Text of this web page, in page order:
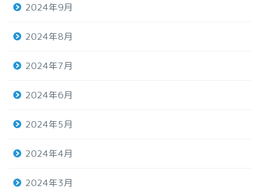
2024年9月
2024年8月
2024年7月
2024年6月
2024年5月
2024年4月
2024年3月